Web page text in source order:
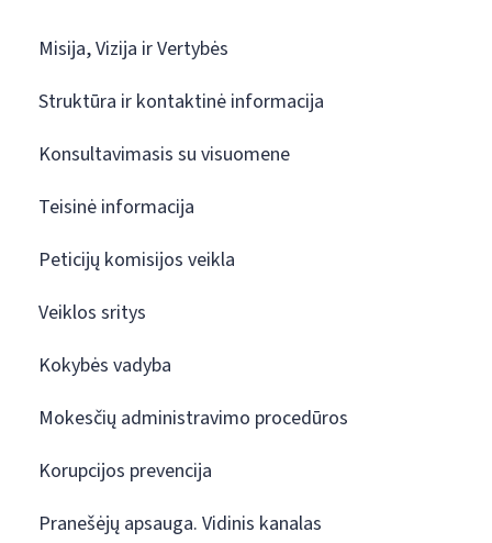
Misija, Vizija ir Vertybės
Struktūra ir kontaktinė informacija
Konsultavimasis su visuomene
Teisinė informacija
Peticijų komisijos veikla
Veiklos sritys
Kokybės vadyba
Mokesčių administravimo procedūros
Korupcijos prevencija
Pranešėjų apsauga. Vidinis kanalas